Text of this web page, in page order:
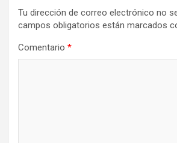
Tu dirección de correo electrónico no
campos obligatorios están marcados
Comentario *